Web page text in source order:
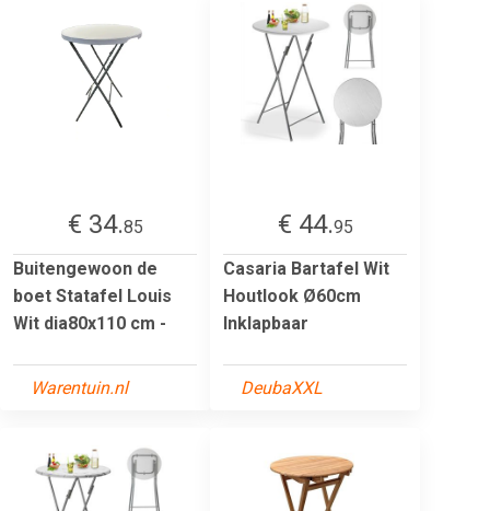
€ 34.85
Buitengewoon de
boet Statafel Louis
Wit dia80x110 cm -
Warentuin.nl
€ 44.95
Casaria Bartafel Wit
Houtlook Ø60cm
Inklapbaar
DeubaXXL